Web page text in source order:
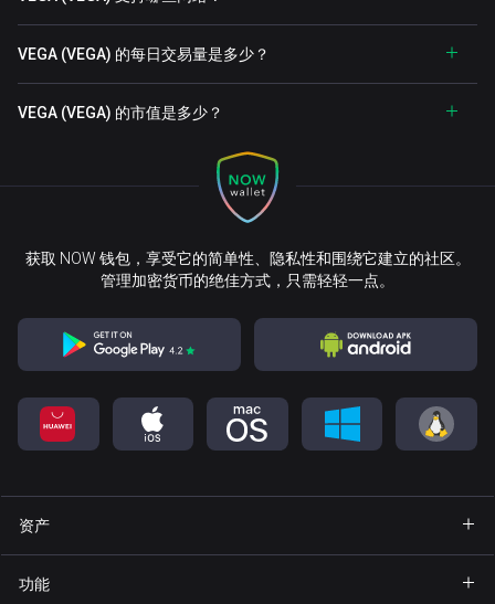
VEGA (VEGA) 的每日交易量是多少？
VEGA (VEGA) 的市值是多少？
获取 NOW 钱包，享受它的简单性、隐私性和围绕它建立的社区。
管理加密货币的绝佳方式，只需轻轻一点。
资产
功能